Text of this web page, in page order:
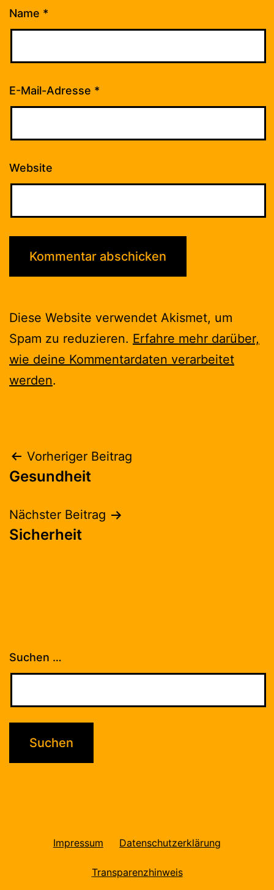
Name *
E-Mail-Adresse *
Website
Diese Website verwendet Akismet, um
Spam zu reduzieren. Erfahre mehr darüber,
wie deine Kommentardaten verarbeitet
werden.
Beitragsnavigation
Vorheriger Beitrag
Gesundheit
Nächster Beitrag
Sicherheit
Suchen …
Impressum Datenschutzerklärung
Transparenzhinweis